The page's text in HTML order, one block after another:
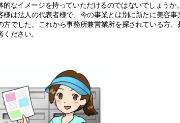
的なイメージを持っていただけるのではないでしょうか。
様は法人の代表者様で、今の事業とは別に新たに美容事
方でした。これから事務所兼営業所を探されている方、
ください。